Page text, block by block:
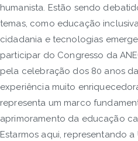
humanista. Estão sendo
temas, como educação
cidadania e tecnologias
participar do Congresso da
pela celebração dos 80 anos
experiência muito
representa um marco
aprimoramento da educação
Estarmos aqui, representando a